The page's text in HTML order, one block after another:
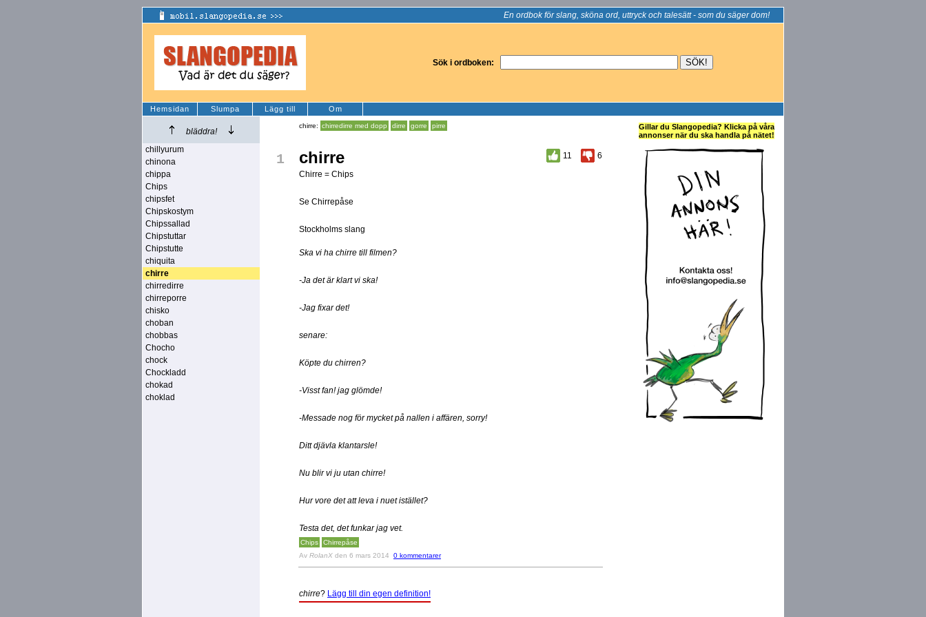
En ordbok för slang, sköna ord, uttryck och talesätt - som du säger dom!
Sök i ordboken:
Hemsidan Slumpa Lägg till Om
bläddra!
chillyurum
chinona
chippa
Chips
chipsfet
Chipskostym
Chipssallad
Chipstuttar
Chipstutte
chiquita
chirre
chirredirre
chirreporre
chisko
choban
chobbas
Chocho
chock
Chockladd
chokad
choklad
chirre: chirredirre med dopp dirre gorre pirre
1 chirre 11
6
Chirre = Chips
Se Chirrepåse
Stockholms slang
Ska vi ha chirre till filmen?
-Ja det är klart vi ska!
-Jag fixar det!
senare:
Köpte du chirren?
-Visst fan! jag glömde!
-Messade nog för mycket på nallen i affären, sorry!
Ditt djävla klantarsle!
Nu blir vi ju utan chirre!
Hur vore det att leva i nuet istället?
Testa det, det funkar jag vet.
Chips
Chirrepåse
Av RolanX den 6 mars 2014 0 kommentarer
chirre? Lägg till din egen definition!
Gillar du Slangopedia? Klicka på våra
annonser när du ska handla på nätet!